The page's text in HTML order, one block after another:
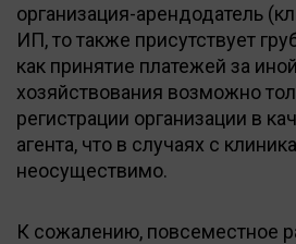
организация-арендодатель
ИП, то также присутствует
как принятие платежей за
хозяйствования возможно
регистрации организации в
агента, что в случаях с
неосуществимо.
К сожалению, повсеместное